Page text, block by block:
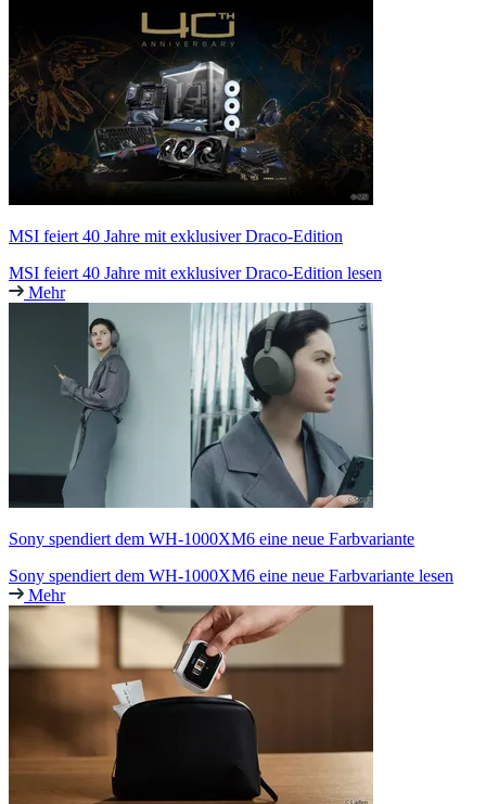
MSI feiert 40 Jahre mit exklusiver Draco-Edition
MSI feiert 40 Jahre mit exklusiver Draco-Edition lesen
Mehr
Sony spendiert dem WH-1000XM6 eine neue Farbvariante
Sony spendiert dem WH-1000XM6 eine neue Farbvariante lesen
Mehr